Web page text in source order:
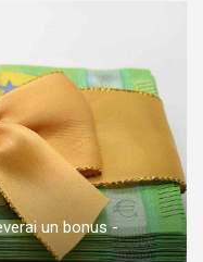
un bonus -